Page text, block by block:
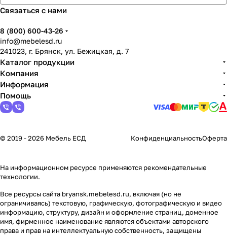
Связаться с нами
8 (800) 600-43-26
info@mebelesd.ru
241023, г. Брянск, ул. Бежицкая, д. 7
Каталог продукции
Компания
Информация
Помощь
© 2019 - 2026 Мебель ЕСД КонфиденциальностьОферта
На информационном ресурсе применяются рекомендательные
технологии.
Все ресурсы сайта bryansk.mebelesd.ru, включая (но не
ограничиваясь) текстовую, графическую, фотографическую и видео
информацию, структуру, дизайн и оформление страниц, доменное
имя, фирменное наименование являются объектами авторского
права и прав на интеллектуальную собственность, защищены